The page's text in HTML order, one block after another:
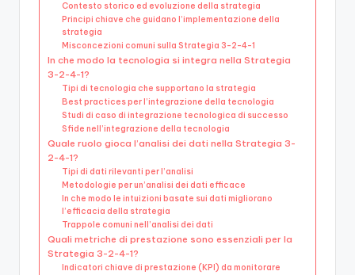
Contesto storico ed evoluzione della strategia
Principi chiave che guidano l’implementazione della
strategia
Misconcezioni comuni sulla Strategia 3-2-4-1
In che modo la tecnologia si integra nella Strategia
3-2-4-1?
Tipi di tecnologia che supportano la strategia
Best practices per l’integrazione della tecnologia
Studi di caso di integrazione tecnologica di successo
Sfide nell’integrazione della tecnologia
Quale ruolo gioca l’analisi dei dati nella Strategia 3-
2-4-1?
Tipi di dati rilevanti per l’analisi
Metodologie per un’analisi dei dati efficace
In che modo le intuizioni basate sui dati migliorano
l’efficacia della strategia
Trappole comuni nell’analisi dei dati
Quali metriche di prestazione sono essenziali per la
Strategia 3-2-4-1?
Indicatori chiave di prestazione (KPI) da monitorare